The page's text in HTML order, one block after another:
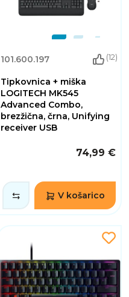
101.600.197 (12)
Tipkovnica + miška
LOGITECH MK545
Advanced Combo,
brezžična, črna, Unifying
receiver USB
74,99 €
V košarico